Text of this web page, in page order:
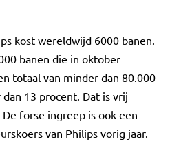
kost wereldwijd 6000 banen.
banen die in oktober
totaal van minder dan 80.000
13 procent. Dat is vrij
forse ingreep is ook een
van Philips vorig jaar.